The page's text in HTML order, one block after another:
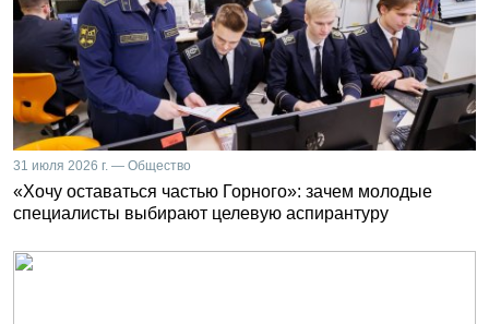
31 июля 2026 г. — Общество
«Хочу оставаться частью Горного»: зачем молодые
специалисты выбирают целевую аспирантуру